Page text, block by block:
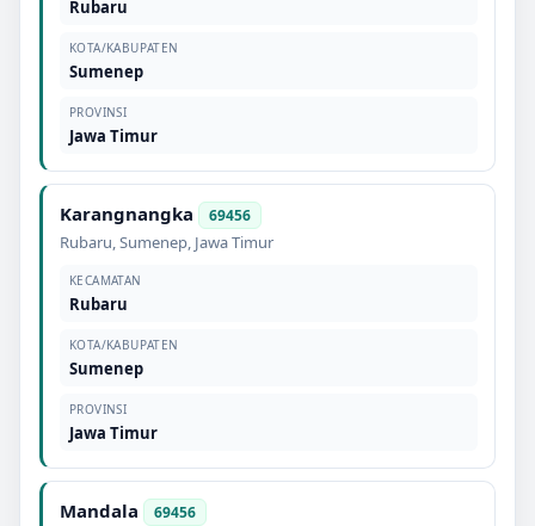
Rubaru
KOTA/KABUPATEN
Sumenep
PROVINSI
Jawa Timur
Karangnangka 69456
Rubaru,Sumenep, Jawa Timur
KECAMATAN
Rubaru
KOTA/KABUPATEN
Sumenep
PROVINSI
Jawa Timur
Mandala 69456